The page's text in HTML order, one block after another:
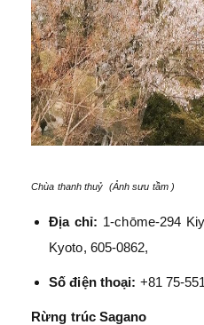
Chùa thanh thuỷ (Ảnh sưu tầm )
Địa chỉ: 1-chōme-294
Kyoto, 605-0862,
Số điện thoại: +81 75-
Rừng trúc Sagano